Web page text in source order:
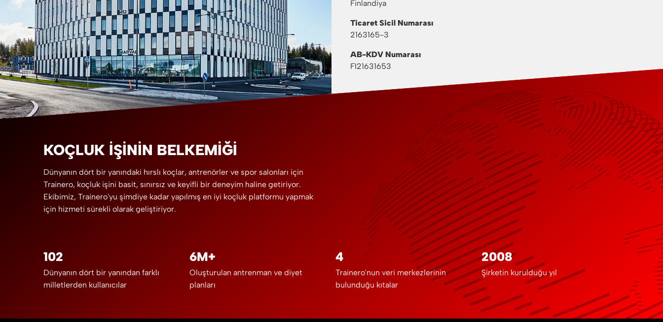
Finlandiya
Ticaret Sicil Numarası
2163165-3
AB-KDV Numarası
FI21631653
KOÇLUK IŞININ BELKEMIĞI
Dünyanın dört bir yanındaki hırslı koçlar, antrenörler ve spor salonları için
Trainero, koçluk işini basit, sınırsız ve keyifli bir deneyim haline getiriyor.
Ekibimiz, Trainero'yu şimdiye kadar yapılmış en iyi koçluk platformu yapmak
için hizmeti sürekli olarak geliştiriyor.
102
Dünyanın dört bir yanından farklı
milletlerden kullanıcılar
6M+
Oluşturulan antrenman ve diyet
planları
4
Trainero'nun veri merkezlerinin
bulunduğu kıtalar
2008
Şirketin kurulduğu yıl